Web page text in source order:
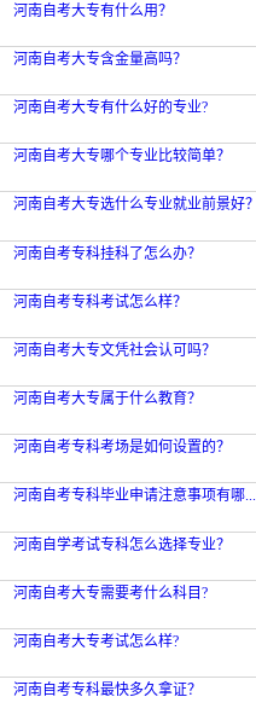
河南自考大专有什么用？
河南自考大专含金量高吗？
河南自考大专有什么好的专业?
河南自考大专哪个专业比较简单？
河南自考大专选什么专业就业前景好？
河南自考专科挂科了怎么办？
河南自考专科考试怎么样？
河南自考大专文凭社会认可吗？
河南自考大专属于什么教育？
河南自考专科考场是如何设置的？
河南自考专科毕业申请注意事项有哪...
河南自学考试专科怎么选择专业？
河南自考大专需要考什么科目?
河南自考大专考试怎么样?
河南自考专科最快多久拿证？